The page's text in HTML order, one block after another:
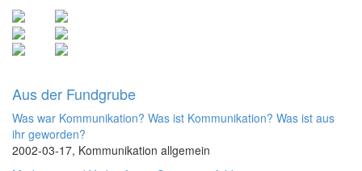
Aus der Fundgrube
Was war Kommunikation? Was ist Kommunikation? Was ist aus
ihr geworden?
2002-03-17, Kommunikation allgemein